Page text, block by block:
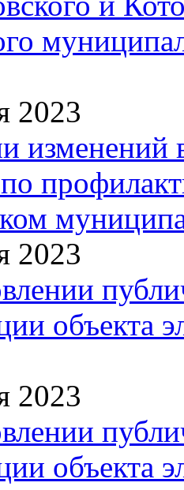
2023
изменений
2023
объекта
2023
объекта